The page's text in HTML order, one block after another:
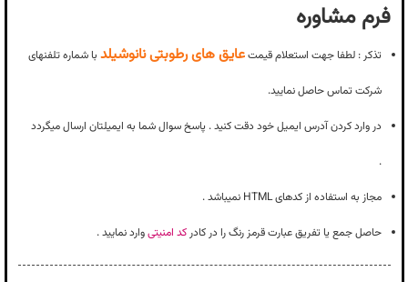
فرم مشاوره
تذکر : لطفا جهت استعلام قیمتعایق های رطوبتی نانوشیلد با شماره تلفنهای
شرکت تماس حاصل نمایید.
در وارد کردن آدرس ایمیل خود دقت کنید . پاسخ سوال شما به ایمیلتان ارسال میگردد
.
مجاز به استفاده از کدهای HTML نمیباشد .
حاصل جمع یا تفریق عبارت قرمز رنگ را در کادرکد امنیتیوارد نمایید .